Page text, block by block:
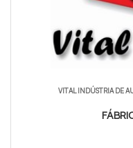
VITAL INDÚSTRIA DE